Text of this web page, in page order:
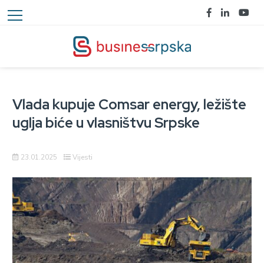
Vlada kupuje Comsar energy, ležište
uglja biće u vlasništvu Srpske
23.01.2025 Vijesti